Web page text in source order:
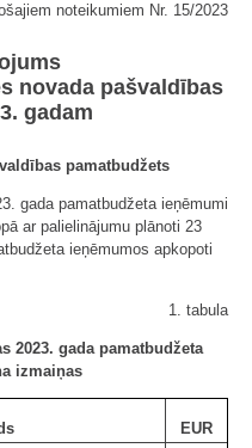
noteikumiem Nr. 15/2023
novada pašvaldības
gadam
pamatbudžets
gada pamatbudžeta ieņēmumi
ar palielinājumu plānoti 23
ieņēmumos apkopoti
1. tabula
2023. gada pamatbudžeta
izmaiņas
EUR